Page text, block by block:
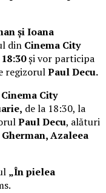
și Ioana
din Cinema City
și vor participa
regizorulPaul Decu.
Cinema City
de la 18:30, la
Paul Decu, alături
Azaleea
„În pielea